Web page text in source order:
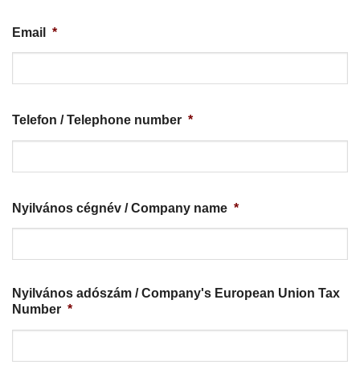
Email *
Telefon / Telephone number *
Nyilvános cégnév / Company name *
Nyilvános adószám / Company's European Union Tax
Number *